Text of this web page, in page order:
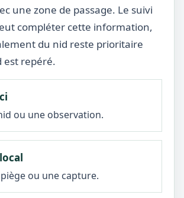
une zone de passage. Le suivi
compléter cette information,
du nid reste prioritaire
est repéré.
ou une observation.
ou une capture.